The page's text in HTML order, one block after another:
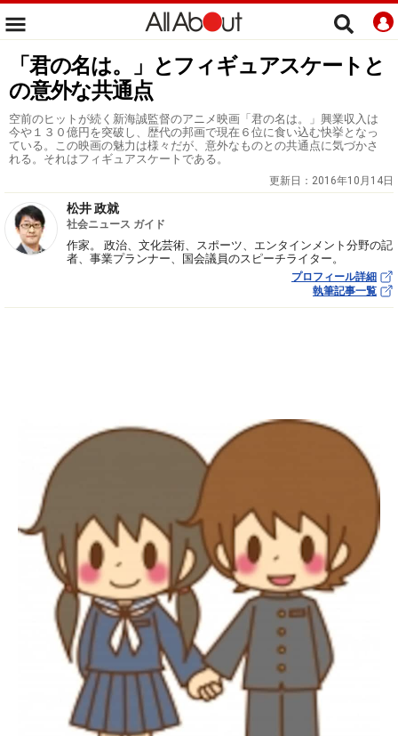
「君の名は。」とフィギュアスケートと
の意外な共通点
空前のヒットが続く新海誠監督のアニメ映画「君の名は。」興業収入は
今や１３０億円を突破し、歴代の邦画で現在６位に食い込む快挙となっ
ている。この映画の魅力は様々だが、意外なものとの共通点に気づかさ
れる。それはフィギュアスケートである。
更新日： 2016年10月14日
松井 政就
社会ニュース ガイド
作家。 政治、文化芸術、スポーツ、エンタインメント分野の記
者、事業プランナー、国会議員のスピーチライター。
プロフィール詳細
執筆記事一覧